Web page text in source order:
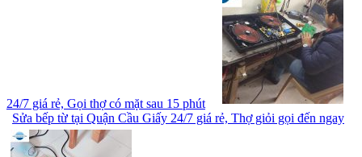
24/7 giá rẻ, Gọi thợ có mặt sau 15 phút
Sửa bếp từ tại Quận Cầu Giấy 24/7 giá rẻ, Thợ giỏi gọi đến ngay